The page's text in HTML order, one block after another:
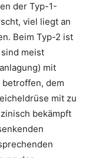
der Typ-1-
viel liegt an
Beim Typ-2 ist
meist
mit
betroffen, dem
mit zu
bekämpft